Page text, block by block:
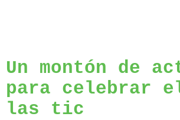
Un montón de
para celebrar
las tic